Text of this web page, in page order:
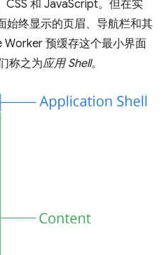
CSS 和 JavaScript。但在实
始终显示的页眉、导航栏和其
Worker 预缓存这个最小界面
称之为应用 Shell。